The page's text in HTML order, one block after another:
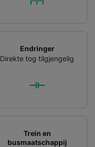
Endringer
Direkte tog tilgjengelig
Trein en
busmaatschappij